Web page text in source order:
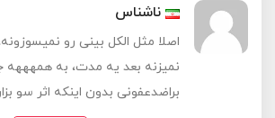
ناشناس
اصلا مثل الکل بینی رو
نمیزنه بعد یه مدت، به همهههه
براضدعفونی بدون اینکه اثر سو